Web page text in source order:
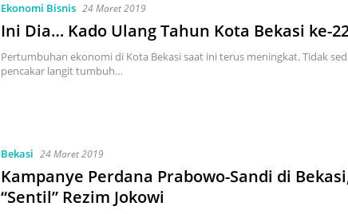
Ekonomi Bisnis 24 Maret 2019
Ini Dia… Kado Ulang Tahun Kota Bekasi ke-
Pertumbuhan ekonomi di Kota Bekasi saat ini terus meningkat. Tidak
pencakar langit tumbuh…
Bekasi 24 Maret 2019
Kampanye Perdana Prabowo-Sandi di
“Sentil” Rezim Jokowi